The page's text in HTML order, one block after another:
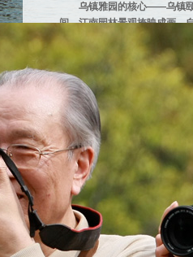
乌镇雅园的核心——乌镇颐
间，江南园林景观掩映成画，
乌镇颐乐学院课程体系
（家庭理财、保健养生、文
计了6个大类（学院有你、颐
蓝城机构养老以蓝庭护理
的专业技术力量，为“医养结
蓝庭颐养公寓为老人提供
的实践者。其最大特色是为老